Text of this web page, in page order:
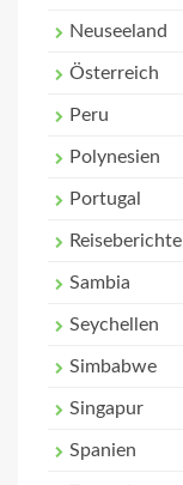
Neuseeland
Österreich
Peru
Polynesien
Portugal
Reiseberichte
Sambia
Seychellen
Simbabwe
Singapur
Spanien